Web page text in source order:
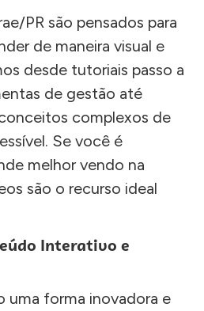
PR são pensados para
de maneira visual e
desde tutoriais passo a
de gestão até
complexos de
Se você é
melhor vendo na
são o recurso ideal
Interativo e
uma forma inovadora e